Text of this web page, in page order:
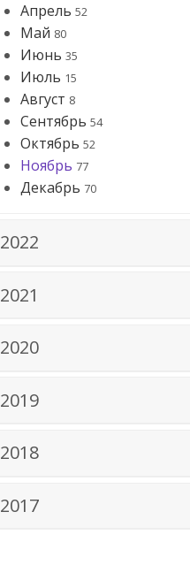
Апрель 52
Май 80
Июнь 35
Июль 15
Август 8
Сентябрь 54
Октябрь 52
Ноябрь 77
Декабрь 70
2022
2021
2020
2019
2018
2017